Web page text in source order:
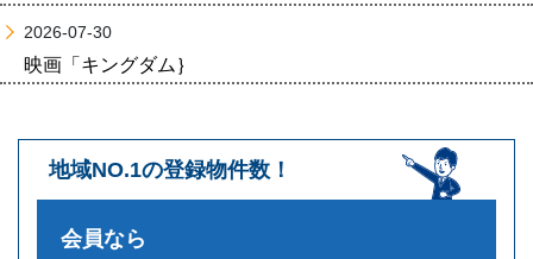
2026-07-30
映画「キングダム｝
地域NO.1の登録物件数！
会員なら